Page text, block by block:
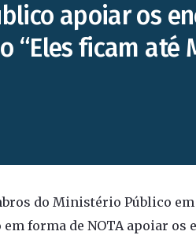
apoiar os
“Eles ficam até
do Ministério Público
forma de NOTA apoiar